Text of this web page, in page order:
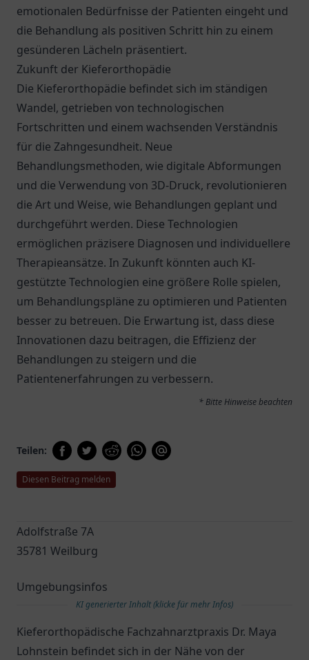
emotionalen Bedürfnisse der Patienten eingeht und
die Behandlung als positiven Schritt hin zu einem
gesünderen Lächeln präsentiert.
Zukunft der Kieferorthopädie
Die Kieferorthopädie befindet sich im ständigen
Wandel, getrieben von technologischen
Fortschritten und einem wachsenden Verständnis
für die Zahngesundheit. Neue
Behandlungsmethoden, wie digitale Abformungen
und die Verwendung von 3D-Druck, revolutionieren
die Art und Weise, wie Behandlungen geplant und
durchgeführt werden. Diese Technologien
ermöglichen präzisere Diagnosen und individuellere
Therapieansätze. In Zukunft könnten auch KI-
gestützte Technologien eine größere Rolle spielen,
um Behandlungspläne zu optimieren und Patienten
besser zu betreuen. Die Erwartung ist, dass diese
Innovationen dazu beitragen, die Effizienz der
Behandlungen zu steigern und die
Patientenerfahrungen zu verbessern.
* Bitte Hinweise beachten
Teilen:
Diesen Beitrag melden
Adolfstraße 7A
35781 Weilburg
Umgebungsinfos
KI generierter Inhalt (klicke für mehr Infos)
Kieferorthopädische Fachzahnarztpraxis Dr. Maya
Lohnstein befindet sich in der Nähe von der